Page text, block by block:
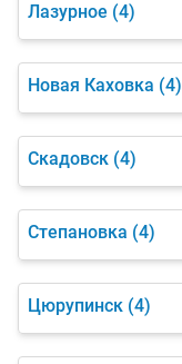
Лазурное (4)
Новая Каховка (4)
Скадовск (4)
Степановка (4)
Цюрупинск (4)